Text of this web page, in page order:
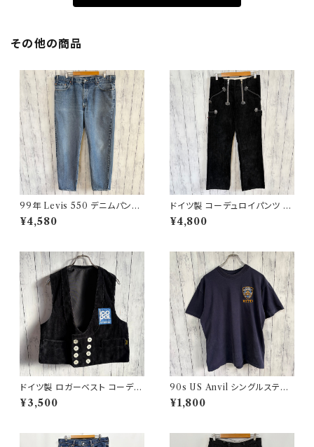
その他の商品
99年 Levis 550 デニムパンツ
ワイドデニム リーバイス ヴィン
テージ 21
¥4,580
ドイツ製 コーデュロイパンツ ワ
ークパンツ ユーロワーク
¥4,800
ドイツ製 ロガーベスト コーデュ
ロイベスト ワークベスト 黒 ダブ
ルブレスト
¥3,500
90s US Anvil シングルステッ
チTシャツ ニューヨーク警察 ヴ
ィンテージ
¥1,800